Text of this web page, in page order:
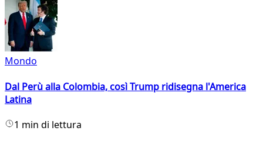
Mondo
Dal Perù alla Colombia, così Trump ridisegna l'America
Latina
1 min di lettura